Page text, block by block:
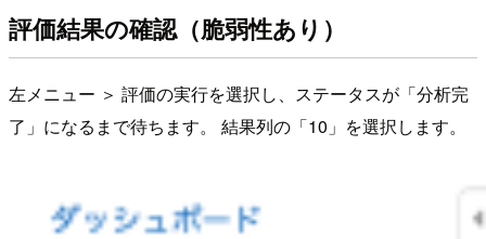
評価結果の確認（脆弱性あり）
左メニュー ＞ 評価の実行を選択し、ステータスが「分析完
了」になるまで待ちます。 結果列の「10」を選択します。